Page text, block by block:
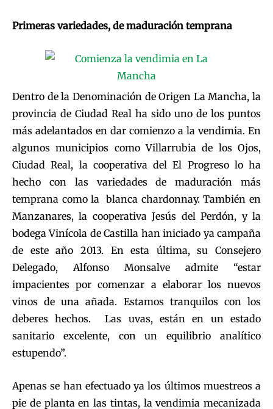
Primeras variedades, de maduración temprana
Dentro de la Denominación de Origen La Mancha, la
provincia de Ciudad Real ha sido uno de los puntos
más adelantados en dar comienzo a la vendimia. En
algunos municipios como Villarrubia de los Ojos,
Ciudad Real, la cooperativa del El Progreso lo ha
hecho con las variedades de maduración más
temprana como la blanca chardonnay. También en
Manzanares, la cooperativa Jesús del Perdón, y la
bodega Vinícola de Castilla han iniciado ya campaña
de este año 2013. En esta última, su Consejero
Delegado, Alfonso Monsalve admite “estar
impacientes por comenzar a elaborar los nuevos
vinos de una añada. Estamos tranquilos con los
deberes hechos. Las uvas, están en un estado
sanitario excelente, con un equilibrio analítico
estupendo”.
Apenas se han efectuado ya los últimos muestreos a
pie de planta en las tintas, la vendimia mecanizada